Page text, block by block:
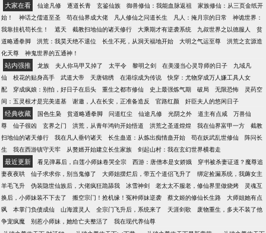
大家在看 仙途凡修 逐道长青 玄鉴仙族 御兽修仙：我能血脉返祖
家族修仙：从三页金纸开
始！
神话之儒道至圣 苟在仙界成大佬 凡人修仙之问道长生 凡人：掩月宗的日常
神诡世界：
我靠挂机苟长生！
遮天 截教扫地仙的诸天修行 大乘期才有逆袭系统 九叔世界之以德服人
贫
道略通拳脚
洪荒：我昊天绝不退位 长生不死，从洞天福地开始 大明之气运至尊
洪荒之玄源造
化天尊
神鬼世界的五通神！
站内强推 龙族 夫人你马甲又掉了 太平令 黎明之剑 在美漫当心灵导师的日子
九域凡
仙
校花的贴身高手 武道大帝 天唐锦绣 在港综成为传说
快穿：尤物穿成万人嫌工具人女
配
穿成疯娘：别怕，好日子在后头 重生之都市修仙 史上最强炼气期 破局 无限恐怖
灵药空
间：五灵根才是完美道基
谢邀，人在长安，正准备造反 官路红颜 奸臣夫人的悠闲日子
经典收藏 国色生枭 贫道略通拳脚 问道红尘 仙途凡修 光阴之外 道主有点咸
万兽仙
尊
仙子很凶 玄界之门 洪荒，从青年鸿钧开始悟道 洪荒之圣道煌煌 我在仙界富甲一方
截教
扫地仙的诸天修行
我在凡人垂钓诸天 长生蛊道：从炼出痴情蛊开始 苟在妖武乱世修仙
阵问长
生
我在西游镇守天牢 从赘婿开始建立长生家族 剑起山村：我在玄幻世界横着走
最近更新 看见弹幕后，白莲小师妹卷哭全宗 西游：唐僧本是女娇娥
穿书被杀妻证道？魔尊追
妻夜夜哄
仙子求求你，别当鬼修了 大师姐摆烂后，带五个道侣飞升了
绑定捡漏系统，我薅女主
羊毛飞升
伪装隐世仙族后，大佬疯狂跪舔我 冰雪神剑 老太太不服老，修仙界里做烧烤
灵魂互
换后，小师妹装不下去了
搬空宗门！抢机缘！冤种师妹逆袭 蔡文姬的修仙长生路
大师姐她有点
飒
本掌门负债成仙 山海渡灵人 全宗门飞升后，系统来了 天涯剑歌
废物重生，多夫不装了他
争宠疯魔
别惹小师妹，她给亡夫整活了
我在现代养仙尊